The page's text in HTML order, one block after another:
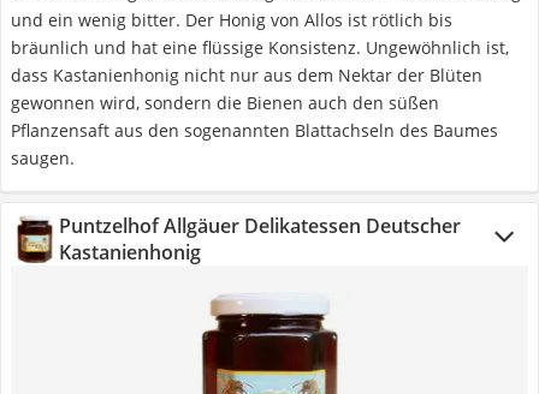
und ein wenig bitter. Der Honig von Allos ist rötlich bis
bräunlich und hat eine flüssige Konsistenz. Ungewöhnlich ist,
dass Kastanienhonig nicht nur aus dem Nektar der Blüten
gewonnen wird, sondern die Bienen auch den süßen
Pflanzensaft aus den sogenannten Blattachseln des Baumes
saugen.
Puntzelhof Allgäuer Delikatessen Deutscher
Kastanienhonig